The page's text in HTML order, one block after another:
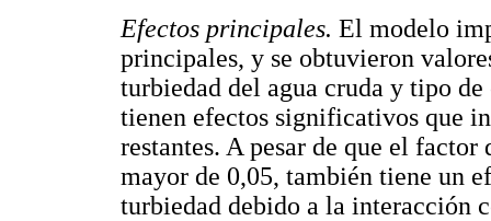
Efectos principales. El modelo
principales, y se obtuvieron
turbiedad del agua cruda y tipo
tienen efectos significativos que
restantes. A pesar de que el
mayor de 0,05, también tiene un
turbiedad debido a la interacción